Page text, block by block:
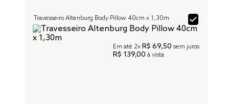
Travesseiro Altenburg Body Pillow 40cm x 1,30m
Em até 2x R$ 69,50 sem juros
R$ 139,00 à vista